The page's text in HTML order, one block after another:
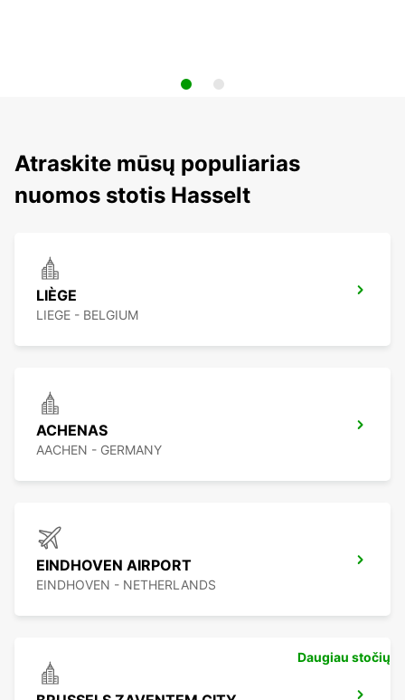
Atraskite mūsų populiarias
nuomos stotis Hasselt
LIÈGE
LIEGE - BELGIUM
ACHENAS
AACHEN - GERMANY
EINDHOVEN AIRPORT
EINDHOVEN - NETHERLANDS
Daugiau stočių